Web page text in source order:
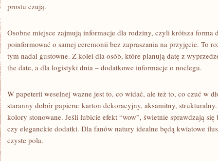
prostu czują.
Osobne miejsce zajmują informacje dla rodziny, czyli krótsza forma
poinformować o samej ceremonii bez zapraszania na przyjęcie. To
tym nadal gustowne. Z kolei dla osób, które planują datę z
the date, a dla logistyki dnia – dodatkowe informacje o noclegu.
W papeterii weselnej ważne jest to, co widać, ale też to, co czuć w
staranny dobór papieru: karton dekoracyjny, aksamitny,
kolory stonowane. Jeśli lubicie efekt “wow”, świetnie sprawdzają się
czy eleganckie dodatki. Dla fanów natury idealne będą kwiatowe
czyste pola.